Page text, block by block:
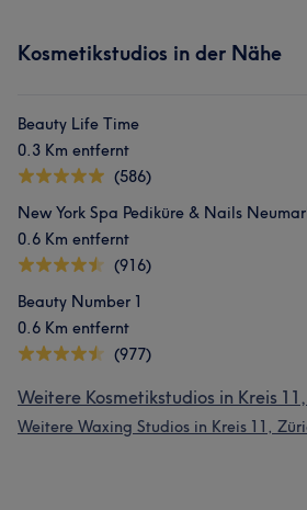
Kosmetikstudios in der Nähe
Beauty Life Time
0.3 Km entfernt
(586)
New York Spa Pediküre & Nails
0.6 Km entfernt
(916)
Beauty Number 1
0.6 Km entfernt
(977)
Weitere Kosmetikstudios in Kreis
Weitere Waxing Studios in Kreis 11,